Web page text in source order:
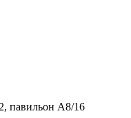
павильон А8/16